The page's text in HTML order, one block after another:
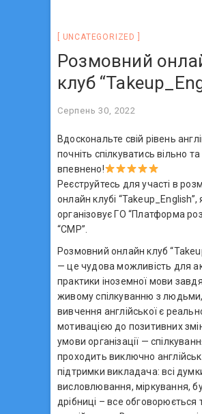
UNCATEGORIZED
Розмовний
клуб
Серпень 30, 2022
Вдоскональте свій рівень
почніть спілкуватись вільно та
впевнено!
Реєструйтесь для участі в
онлайн клубі “Takeup_English”,
організовує ГО “Платформа
“СМР”.
Розмовний онлайн клуб
— це чудова можливість для
практики іноземної мови
живому спілкуванню з
вивчення англійської є
мотивацією до позитивних
умови організації —
проходить виключно
підтримки викладача: всі
висловлювання, міркування,
дрібниці – все обговорюється